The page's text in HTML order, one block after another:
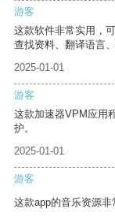
游客
这款软件非常实用，
查找资料、翻译语言
2025-01-01
游客
这款加速器VPM应用
护。
2025-01-01
游客
这款app的音乐资源非